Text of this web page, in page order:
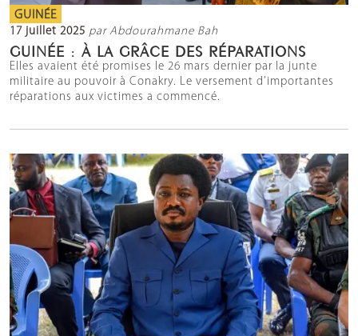
GUINÉE
17 juillet 2025 par Abdourahmane Bah
GUINÉE : À LA GRÂCE DES RÉPARATIONS
Elles avaient été promises le 26 mars dernier par la junte
militaire au pouvoir à Conakry. Le versement d’importantes
réparations aux victimes a commencé.